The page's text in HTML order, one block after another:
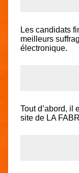
Les candidats
meilleurs
électronique.
Tout d’abord, il
site de LA